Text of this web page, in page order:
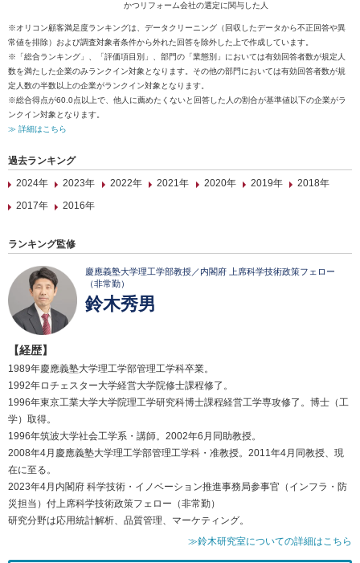
かつリフォーム会社の選定に関与した人
※オリコン顧客満足度ランキングは、データクリーニング（回収したデータから不正回答や異
常値を排除）および調査対象者条件から外れた回答を除外した上で作成しています。
※「総合ランキング」、「評価項目別」、部門の「業態別」においては有効回答者数が規定人
数を満たした企業のみランクイン対象となります。その他の部門においては有効回答者数が規
定人数の半数以上の企業がランクイン対象となります。
※総合得点が60.0点以上で、他人に薦めたくないと回答した人の割合が基準値以下の企業がラ
ンクイン対象となります。
≫ 詳細はこちら
過去ランキング
2024年
2023年 2022年 2021年 2020年 2019年
2018年
2017年
2016年
ランキング監修
慶應義塾大学理工学部教授／内閣府 上席科学技術政策フェロー
（非常勤）
鈴木秀男
【経歴】
1989年慶應義塾大学理工学部管理工学科卒業。
1992年ロチェスター大学経営大学院修士課程修了。
1996年東京工業大学大学院理工学研究科博士課程経営工学専攻修了。博士（工
学）取得。
1996年筑波大学社会工学系・講師。2002年6月同助教授。
2008年4月慶應義塾大学理工学部管理工学科・准教授。2011年4月同教授、現
在に至る。
2023年4月内閣府 科学技術・イノベーション推進事務局参事官（インフラ・防
災担当）付上席科学技術政策フェロー（非常勤）
研究分野は応用統計解析、品質管理、マーケティング。
≫鈴木研究室についての詳細はこちら